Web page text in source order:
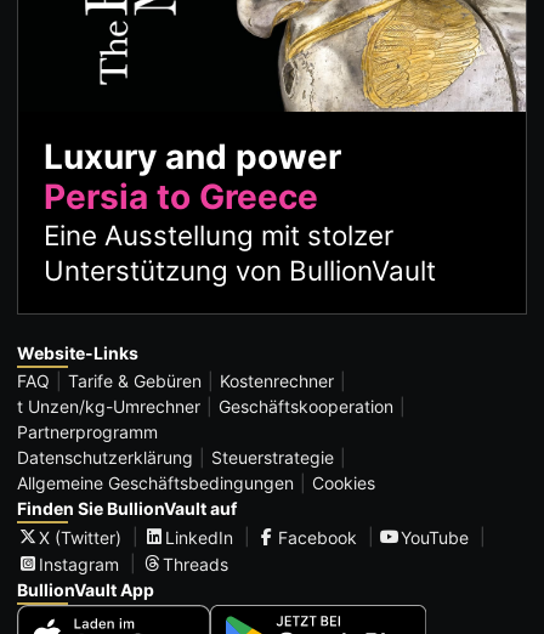
Luxury and power
Persia to Greece
Eine Ausstellung mit stolzer
Unterstützung von BullionVault
Website-Links
FAQ
Tarife & Gebüren
Kostenrechner
t Unzen/kg-Umrechner
Geschäftskooperation
Partnerprogramm
Datenschutzerklärung
Steuerstrategie
Allgemeine Geschäftsbedingungen
Cookies
Finden Sie BullionVault auf
X (Twitter)
LinkedIn Facebook
YouTube
Instagram
Threads
BullionVault App